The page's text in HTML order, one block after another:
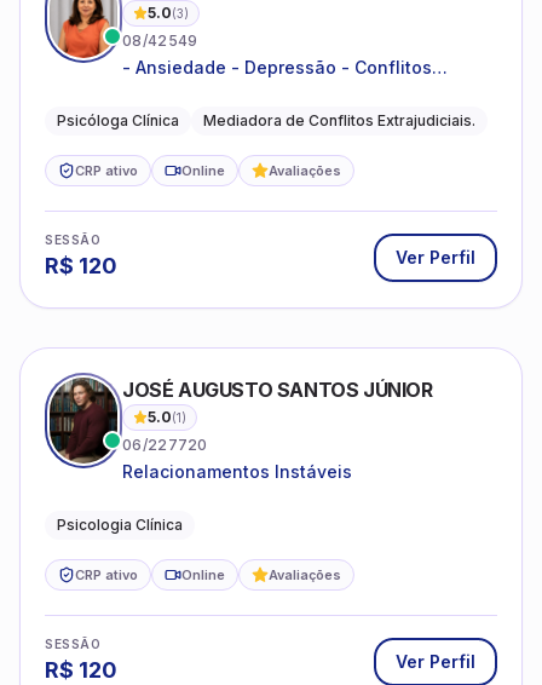
5.0(3)
08/42549
- Ansiedade - Depressão - Conflitos
relacionamentos - Autoestima -
Psicóloga Clínica Mediadora de Conflitos Extrajudiciais.
CRP ativo Online Avaliações
SESSÃO
R$ 120 Ver Perfil
JOSÉ AUGUSTO SANTOS JÚNIOR
5.0(1)
06/227720
Relacionamentos Instáveis
Psicologia Clínica
CRP ativo Online Avaliações
SESSÃO
R$ 120 Ver Perfil